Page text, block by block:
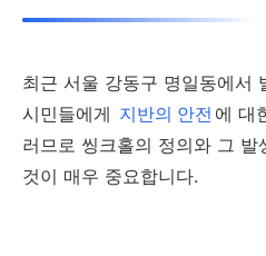
최근 서울 강동구 명일동에서
시민들에게 지반의 안전 에 대
러므로 씽크홀의 정의와 그
것이 매우 중요합니다.